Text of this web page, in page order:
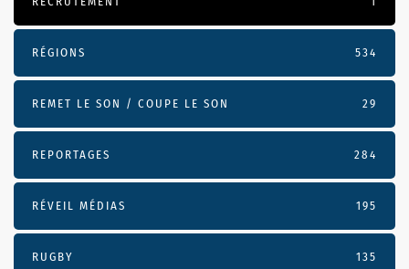
RÉGIONS 534
REMET LE SON / COUPE LE SON 29
REPORTAGES 284
RÉVEIL MÉDIAS 195
RUGBY 135